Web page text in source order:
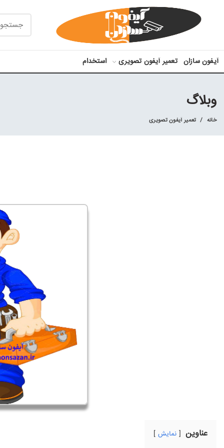
آیفون سازان تعمیر آیفون تصویری استخدام
وبلاگ
خانه تعمیر آیفون تصویری
عناوین نمایش